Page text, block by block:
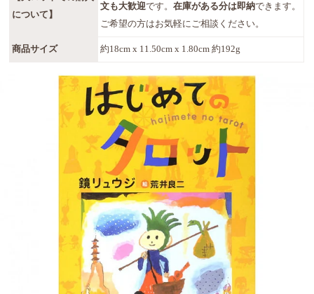
について】
文も大歓迎です。在庫がある分は即納できます。
ご希望の方はお気軽にご相談ください。
商品サイズ 約18cm x 11.50cm x 1.80cm 約192g